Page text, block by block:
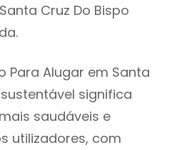
Cruz Do Bispo
Para Alugar em Santa
significa
saudáveis e
utilizadores, com